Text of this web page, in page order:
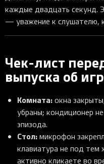
каждые двадцать секунд.
— уважение к слушателю,
Чек-лист
выпуска об
Комната:окна
убраны; кондиционер
эпизода.
Стол:микрофон
клавиатура не под тем
активно кликаете во